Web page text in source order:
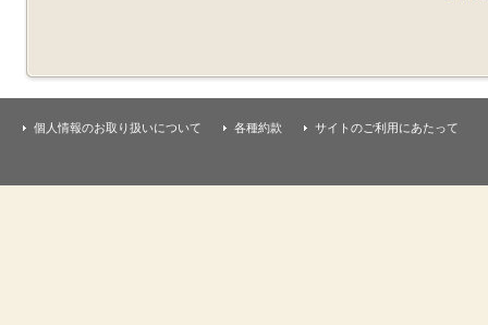
個人情報のお取り扱いについて 各種約款 サイトのご利用にあたって